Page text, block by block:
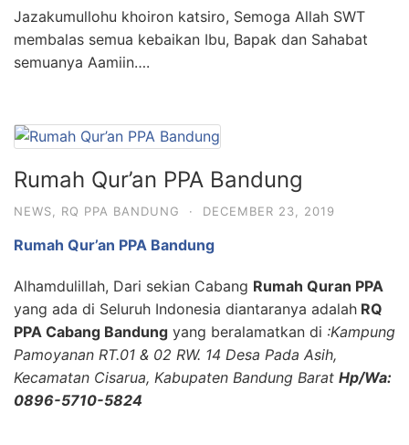
Jazakumullohu khoiron katsiro, Semoga Allah SWT
membalas semua kebaikan Ibu, Bapak dan Sahabat
semuanya Aamiin….
Rumah Qur’an PPA Bandung
NEWS RQ PPA BANDUNG · DECEMBER 23, 2019
Rumah Qur’an PPA Bandung
Alhamdulillah, Dari sekian Cabang Rumah Quran PPA
yang ada di Seluruh Indonesia diantaranya adalah RQ
PPA Cabang Bandung yang beralamatkan di :Kampung
Pamoyanan RT.01 & 02 RW. 14 Desa Pada Asih,
Kecamatan Cisarua, Kabupaten Bandung Barat Hp/Wa:
0896-5710-5824